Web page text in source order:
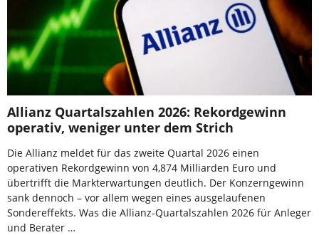
Allianz Quartalszahlen 2026: Rekordgewinn
operativ, weniger unter dem Strich
Die Allianz meldet für das zweite Quartal 2026 einen
operativen Rekordgewinn von 4,874 Milliarden Euro und
übertrifft die Markterwartungen deutlich. Der Konzerngewinn
sank dennoch – vor allem wegen eines ausgelaufenen
Sondereffekts. Was die Allianz-Quartalszahlen 2026 für Anleger
und Berater …